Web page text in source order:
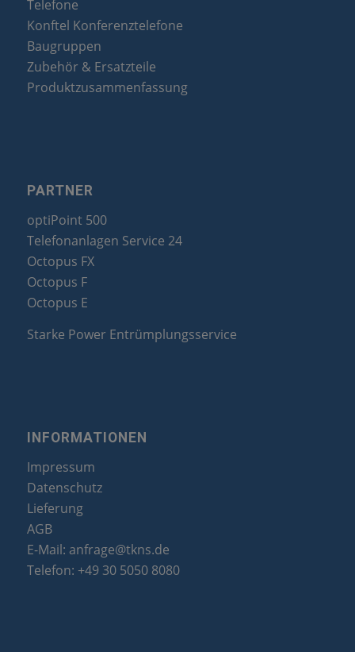
Telefone
Konftel Konferenztelefone
Baugruppen
Zubehör & Ersatzteile
Produktzusammenfassung
PARTNER
optiPoint 500
Telefonanlagen Service 24
Octopus FX
Octopus F
Octopus E
Starke Power Entrümplungsservice
INFORMATIONEN
Impressum
Datenschutz
Lieferung
AGB
E-Mail: anfrage@tkns.de
Telefon: +49 30 5050 8080